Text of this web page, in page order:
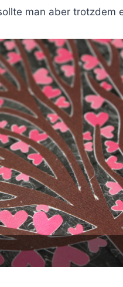
man aber trotzdem